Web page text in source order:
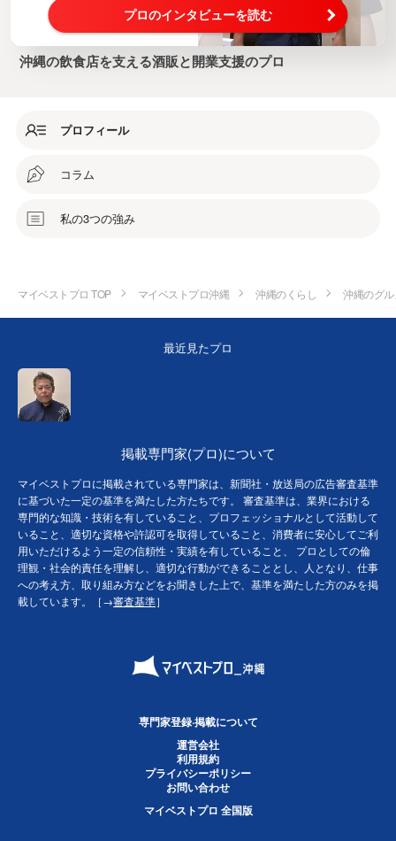
プロのインタビューを読む
沖縄の飲食店を支える酒販と開業支援のプロ
プロフィール
コラム
私の3つの強み
マイベストプロ TOP マイベストプロ沖縄 沖縄のくらし 沖縄のグ
最近見たプロ
掲載専門家(プロ)について
マイベストプロに掲載されている専門家は、新聞社・放送局の広告審査基準
に基づいた一定の基準を満たした方たちです。 審査基準は、業界における
専門的な知識・技術を有していること、プロフェッショナルとして活動して
いること、適切な資格や許認可を取得していること、消費者に安心してご利
用いただけるよう一定の信頼性・実績を有していること、 プロとしての倫
理観・社会的責任を理解し、適切な行動ができることとし、人となり、仕事
への考え方、取り組み方などをお聞きした上で、基準を満たした方のみを掲
載しています。［→審査基準］
専門家登録·掲載について
運営会社
利用規約
プライバシーポリシー
お問い合わせ
マイベストプロ 全国版